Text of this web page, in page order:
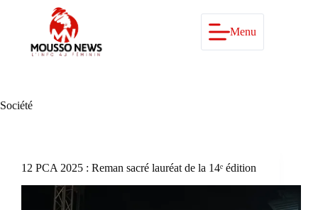
Menu
Société
12 PCA 2025 : Reman sacré lauréat de la 14ᵉ édition